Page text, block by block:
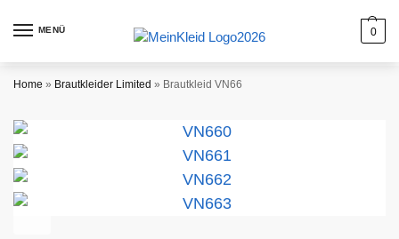
MENÜ 0
Home » Brautkleider Limited » Brautkleid VN66